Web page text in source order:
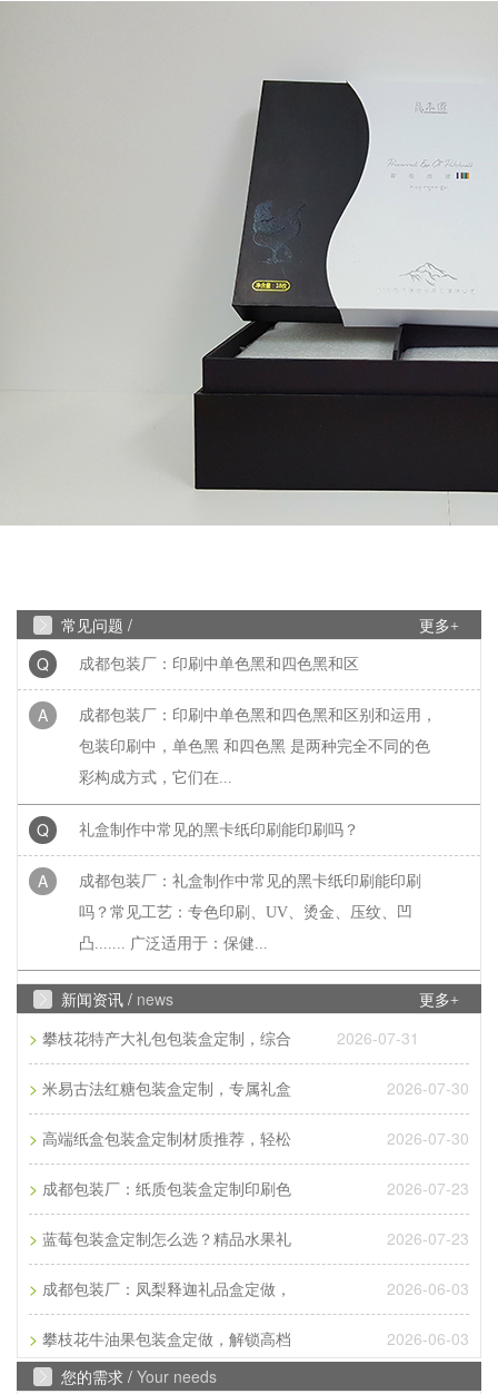
常见问题 / 更多+
成都包装厂：纸质包装盒定制材质厚度选
成都包装厂：纸质包装盒定制材质厚度选择 承重与
成本平衡技巧。纸质包装盒定制的厚度选择，核心是
成都包装厂：纸质包装盒定制常见破损问
成都包装厂：纸质包装盒定制常见破损问题 提前规
避技巧，纸质包装盒定制最常见的破损问题的是运输
A
成都包装盒定制厂家：包装盒印刷工艺怎么选？烫
Q 成都包装厂：印刷中单色黑和四色黑和区
A
包装印刷中，单色黑 和四色黑 是两种完全不同的色
彩构成方式，它们在...
Q
A
吗？常见工艺：专色印刷、UV、烫金、压纹、凹
凸....... 广泛适用于：保健...
Q
A
成都包装厂：水果纸箱、水果包装盒尺寸，纸箱常见
类型：物流纸箱、飞机盒、手提纸箱、快递纸箱等，
一般来说普通纸箱都...
Q 腊肉香肠包装盒3至10斤装的尺寸
A
成都包装厂：腊肉香肠包装盒3至10斤装的尺寸供大
Q
A
成都印刷厂家：常见彩页印刷尺寸是多少？常见彩页
新闻资讯 / news 更多+
> 攀枝花特产大礼包包装盒定制，综合 2026-07-31
> 米易古法红糖包装盒定制，专属礼盒 2026-07-30
> 高端纸盒包装盒定制材质推荐，轻松 2026-07-30
> 成都包装厂：纸质包装盒定制印刷色 2026-07-23
> 蓝莓包装盒定制怎么选？精品水果礼 2026-07-23
> 成都包装厂：凤梨释迦礼品盒定做， 2026-06-03
> 攀枝花牛油果包装盒定做，解锁高档
2026-06-03
您的需求 / Your needs